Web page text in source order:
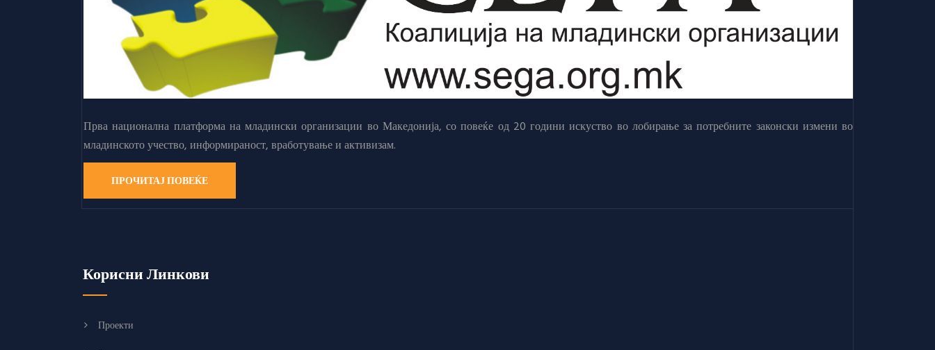
Прва национална платформа на младински организации во Македонија, со повеќе од 20 години искуство во лобирање за потребните законски измени во
младинското учество, информираност, вработување и активизам.
ПРОЧИТАЈ ПОВЕЌЕ
Корисни Линкови
Проекти